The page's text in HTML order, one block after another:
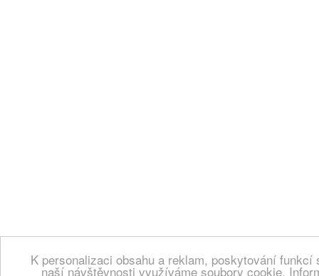
K personalizaci obsahu a reklam, poskytování
naší návštěvnosti využíváme soubory cookie.